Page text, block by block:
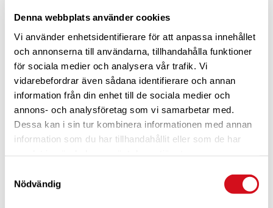
Denna webbplats använder cookies
Vi använder enhetsidentifierare för att anpassa innehållet
och annonserna till användarna, tillhandahålla funktioner
för sociala medier och analysera vår trafik. Vi
vidarebefordrar även sådana identifierare och annan
information från din enhet till de sociala medier och
annons- och analysföretag som vi samarbetar med.
Dessa kan i sin tur kombinera informationen med annan
information som du har tillhandahållit eller som de har
Nödvändig
För dig som är blivande ny medlemTa del av alla förmåner.
Bli medlem idag.